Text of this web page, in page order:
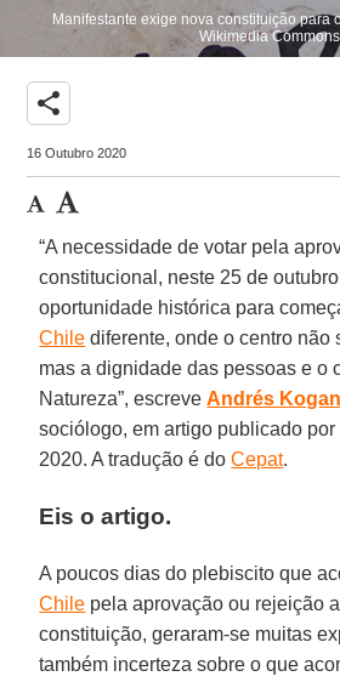
Manifestante exige nova constituição para
Wikimedia
share
16 Outubro 2020
“A necessidade de votar pela
constitucional, neste 25 de
oportunidade histórica para
Chile diferente, onde o centro não
mas a dignidade das pessoas e o
Natureza”, escreveAndrés Kogan
sociólogo, em artigo publicado por
2020. A tradução é doCepat.
Eis o artigo.
A poucos dias do plebiscito que
Chile pela aprovação ou rejeição
constituição, geraram-se muitas
também incerteza sobre o que